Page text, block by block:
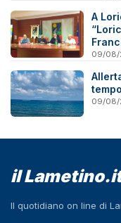
A
09/08/
09/08/
il
Il quotidiano on line di